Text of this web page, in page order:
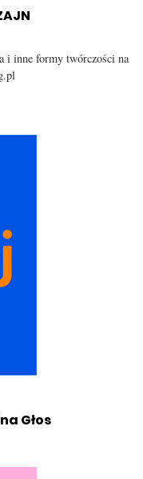
i inne formy twórczości na
Głos